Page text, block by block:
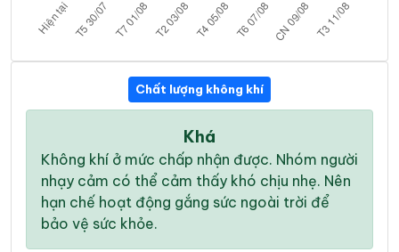
Chất lượng không khí
Khá
Không khí ở mức chấp nhận được. Nhóm người
nhạy cảm có thể cảm thấy khó chịu nhẹ. Nên
hạn chế hoạt động gắng sức ngoài trời để
bảo vệ sức khỏe.